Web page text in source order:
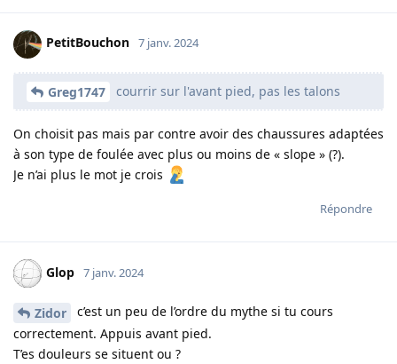
PetitBouchon 7 janv. 2024
Greg1747 courrir sur l'avant pied, pas les talons
On choisit pas mais par contre avoir des chaussures adaptées
à son type de foulée avec plus ou moins de « slope » (?).
Je n’ai plus le mot je crois
Répondre
Glop 7 janv. 2024
Zidor
c’est un peu de l’ordre du mythe si tu cours
correctement. Appuis avant pied.
T’es douleurs se situent ou ?